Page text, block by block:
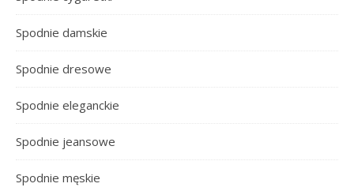
Spodnie damskie
Spodnie dresowe
Spodnie eleganckie
Spodnie jeansowe
Spodnie męskie